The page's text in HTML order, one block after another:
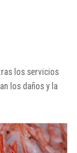
los servicios
los daños y la